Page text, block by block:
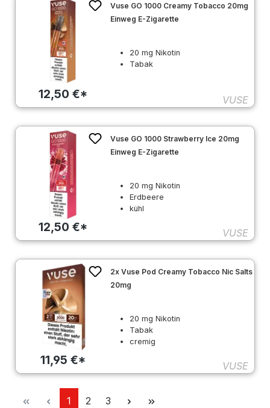
12,50 €*
Vuse GO 1000 Creamy Tobacco 20mg
Einweg E-Zigarette
20 mg Nikotin
Tabak
VUSE
12,50 €*
Vuse GO 1000 Strawberry Ice 20mg
Einweg E-Zigarette
20 mg Nikotin
Erdbeere
kühl
VUSE
11,95 €*
2x Vuse Pod Creamy Tobacco Nic Salts
20mg
20 mg Nikotin
Tabak
cremig
VUSE
Seite
1 Seite
2 Seite
3